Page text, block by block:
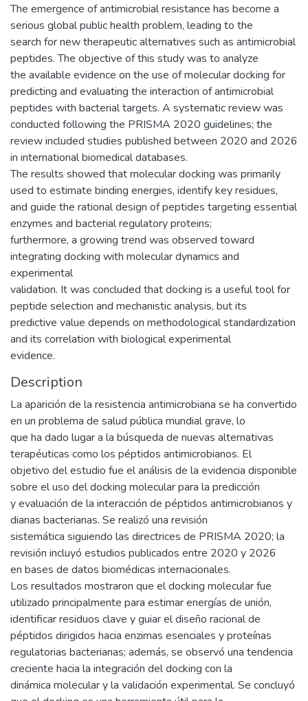
The emergence of antimicrobial resistance has become a
serious global public health problem, leading to the
search for new therapeutic alternatives such as antimicrobial
peptides. The objective of this study was to analyze
the available evidence on the use of molecular docking for
predicting and evaluating the interaction of antimicrobial
peptides with bacterial targets. A systematic review was
conducted following the PRISMA 2020 guidelines; the
review included studies published between 2020 and 2026
in international biomedical databases.
The results showed that molecular docking was primarily
used to estimate binding energies, identify key residues,
and guide the rational design of peptides targeting essential
enzymes and bacterial regulatory proteins;
furthermore, a growing trend was observed toward
integrating docking with molecular dynamics and
experimental
validation. It was concluded that docking is a useful tool for
peptide selection and mechanistic analysis, but its
predictive value depends on methodological standardization
and its correlation with biological experimental
evidence.
Description
La aparición de la resistencia antimicrobiana se ha convertido
en un problema de salud pública mundial grave, lo
que ha dado lugar a la búsqueda de nuevas alternativas
terapéuticas como los péptidos antimicrobianos. El
objetivo del estudio fue el análisis de la evidencia disponible
sobre el uso del docking molecular para la predicción
y evaluación de la interacción de péptidos antimicrobianos y
dianas bacterianas. Se realizó una revisión
sistemática siguiendo las directrices de PRISMA 2020; la
revisión incluyó estudios publicados entre 2020 y 2026
en bases de datos biomédicas internacionales.
Los resultados mostraron que el docking molecular fue
utilizado principalmente para estimar energías de unión,
identificar residuos clave y guiar el diseño racional de
péptidos dirigidos hacia enzimas esenciales y proteínas
regulatorias bacterianas; además, se observó una tendencia
creciente hacia la integración del docking con la
dinámica molecular y la validación experimental. Se concluyó